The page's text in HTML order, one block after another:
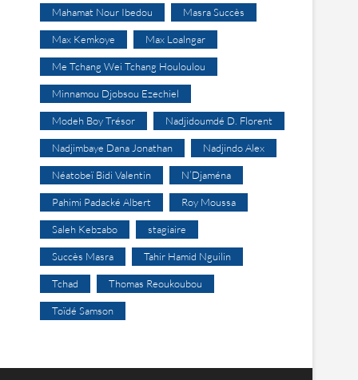
Mahamat Nour Ibedou Masra Succès
Max Kemkoye Max Loalngar
Me Tchang Wei Tchang Houloulou
Minnamou Djobsou Ezechiel
Modeh Boy Trésor Nadjidoumdé D. Florent
Nadjimbaye Dana Jonathan Nadjindo Alex
Néatobeï Bidi Valentin N’Djaména
Pahimi Padacké Albert Roy Moussa
Saleh Kebzabo stagiaire
Succès Masra Tahir Hamid Nguilin
Tchad Thomas Reoukoubou
Toïdé Samson